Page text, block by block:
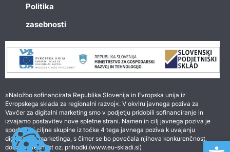
Politika
zasebnosti
»Naložbo sofinancirata Republika Slovenija in Evropska unija iz
Evropskega sklada za regionalni razvoj«. V okviru javnega poziva za
Vavčer za digitalni marketing smo v podjetju pridobili sofinanciranje in
izvajamo postavitev nove spletne strani. Namen in cilj javnega poziva je
spodbuditi ciljne skupine iz točke 4 tega javnega poziva k uvajanju
digitalnega marketinga, s čimer se bo povečala njihova konkurenčnost,
dodana vrednost oz. prihodki.(www.eu-skladi.si)